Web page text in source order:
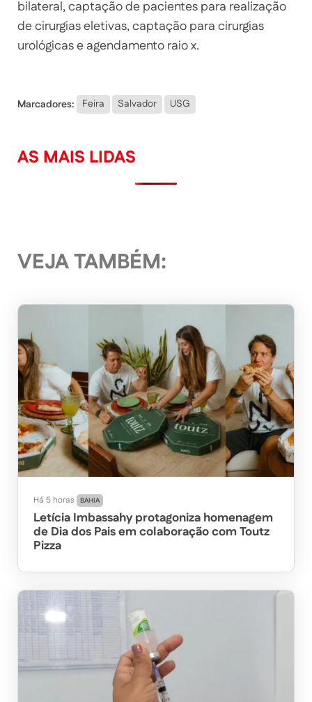
bilateral, captação de pacientes para realização
de cirurgias eletivas, captação para cirurgias
urológicas e agendamento raio x.
Marcadores: Feira Salvador USG
AS MAIS LIDAS
VEJA TAMBÉM:
Há 5 horas BAHIA
Letícia Imbassahy protagoniza homenagem
de Dia dos Pais em colaboração com Toutz
Pizza